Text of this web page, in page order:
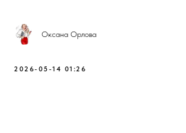
Оксана Орлова
2026-05-14 01:26